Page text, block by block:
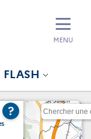
FLASH
MENU
?